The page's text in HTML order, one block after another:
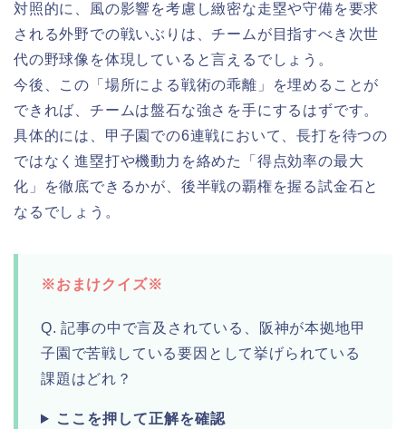
対照的に、風の影響を考慮し緻密な走塁や守備を要求
される外野での戦いぶりは、チームが目指すべき次世
代の野球像を体現していると言えるでしょう。
今後、この「場所による戦術の乖離」を埋めることが
できれば、チームは盤石な強さを手にするはずです。
具体的には、甲子園での6連戦において、長打を待つの
ではなく進塁打や機動力を絡めた「得点効率の最大
化」を徹底できるかが、後半戦の覇権を握る試金石と
なるでしょう。
※おまけクイズ※
Q. 記事の中で言及されている、阪神が本拠地甲
子園で苦戦している要因として挙げられている
課題はどれ？
ここを押して正解を確認